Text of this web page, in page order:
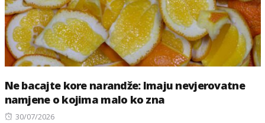
Ne bacajte kore narandže: Imaju nevjerovatne
namjene o kojima malo ko zna
Posted
30/07/2026